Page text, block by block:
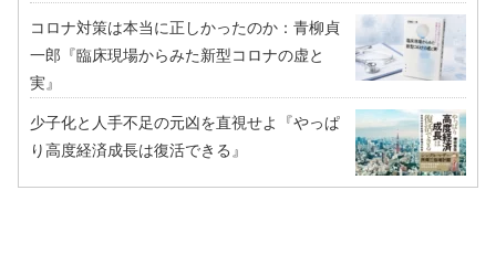
コロナ対策は本当に正しかったのか：青柳貞
一郎『臨床現場からみた新型コロナの虚と
実』
少子化と人手不足の元凶を直視せよ『やっぱ
り高度経済成長は復活できる』